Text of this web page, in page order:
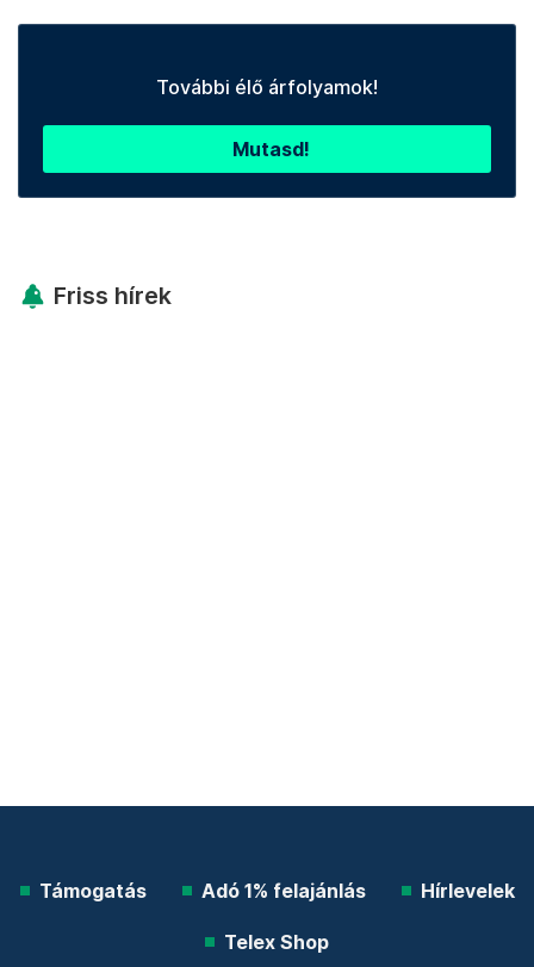
További élő árfolyamok!
Mutasd!
Friss hírek
Támogatás Adó 1% felajánlás Hírlevelek
Telex Shop